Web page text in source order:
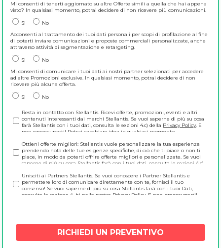
Mi consenti di tenerti aggiornato su altre Offerte simili a quella che hai appena
visto? In qualsiasi momento, potrai decidere di non ricevere più comunicazioni.
Si
No
Acconsenti al trattamento dei tuoi dati personali per scopi di profilazione al fine
di poterti inviare comunicazioni e proposte commerciali personalizzate, anche
attraverso attività di segmentazione e retargeting.
Si
No
Mi consenti di comunicare i tuoi dati ai nostri partner selezionati per accedere
ad altre Promozioni esclusive. In qualsiasi momento, potrai decidere di non
ricevere più alcuna offerta.
Si
No
Resta in contatto con Stellantis. Ricevi offerte, promozioni, eventi e altri
contenuti interessanti dai marchi Stellantis. Se vuoi saperne di più su cosa
farà Stellantis con i tuoi dati, consulta le sezioni 4.c) della Privacy Policy. E
non preoccuparti! Potrai cambiare idea in qualsiasi momento
Ottieni offerte migliori: Stellantis vuole personalizzare la tua esperienza
prendendo nota delle tue esigenze specifiche, di ciò che ti piace o non ti
piace, in modo da poterti offrire offerte migliori e personalizzate. Se vuoi
saperne di più su cosa Stellantis farà con i tuoi dati, consulta le sezioni 4.c)
momento direttamente su https://www.preferences.stellantis.com.
Unisciti ai Partners Stellantis. Se vuoi conoscere i Partner Stellantis e
permettere loro di comunicare direttamente con te, fornisci il tuo
consenso! Se vuoi saperne di più su cosa Stellantis farà con i tuoi Dati,
consulta la sezione 4. h) nella nostra Privacy Policy. E non preoccuparti!